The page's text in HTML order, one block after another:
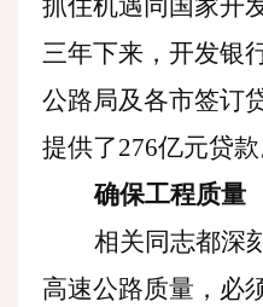
抓住机遇同国家开
三年下来，开发银
公路局及各市签订
提供了276亿元贷款
确保工程质量
相关同志都深
高速公路质量，必